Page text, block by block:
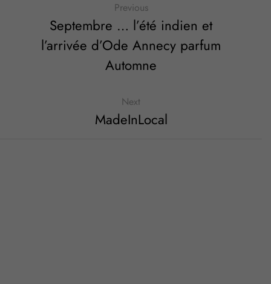
Previous
Septembre … l’été indien et
l’arrivée d’Ode Annecy parfum
Automne
Next
MadeInLocal